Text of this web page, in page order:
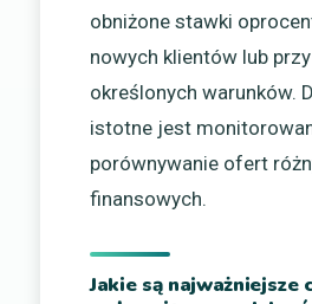
obniżone stawki
nowych klientów lub przy
określonych warunków.
istotne jest
porównywanie ofert
finansowych.
Jakie są najważniejsze